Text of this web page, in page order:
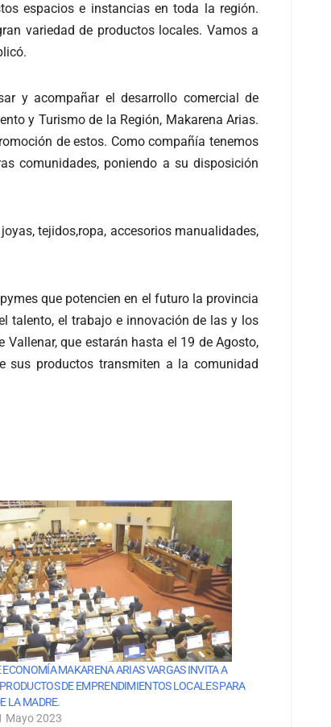
espacios e instancias en toda la región.
variedad de productos locales. Vamos a
y acompañar el desarrollo comercial de
y Turismo de la Región, Makarena Arias.
de estos. Como compañía tenemos
comunidades, poniendo a su disposición
tejidos,ropa, accesorios manualidades,
que potencien en el futuro la provincia
talento, el trabajo e innovación de las y los
que estarán hasta el 19 de Agosto,
sus productos transmiten a la comunidad
ECONOMÍA MAKARENA ARIAS VARGAS INVITA A
DE EMPRENDIMIENTOS LOCALES PARA
LA MADRE.
Mayo 2023